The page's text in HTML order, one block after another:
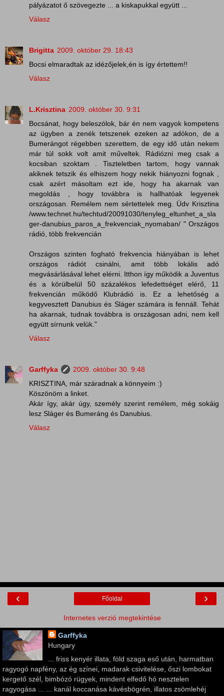
pályázatot ő szövegezte ... a kiskapukkal együtt ...
Válasz
Brigitta 2009. október 29. 18:43
Bocsi elmaradtak az idézőjelek,én is így értettem!!
Válasz
L.Krisztina 2009. október 30. 9:31
Bocsánat, hogy beleszólok, bár én nem vagyok kompetens
az ügyben a zenék tetszenek ezeken az adókon, de a
Bumerángot régebben szerettem, de egy idő után nekem
már túl sokk volt amit műveltek. Rádiózni meg csak a
kocsiban szoktam . Tiszteletben tartom, hogy vannak
akiknek tetszik és elhiszem hogy nekik hiányozni fognak ,
csak azért másoltam ezt ide, hogy ha akarnak van
megoldás , hogy továbbra is hallhatóak legyenek
országosan. Remélem nem sértettelek meg. Üdv Krisztina
/www.technet.hu/techtud/20091030/tenyleg_eltunhet_a_sla
ger-danubius_paros_a_frekvenciak_nyomaban/ " Országos
rádió, több frekvencián
Országos szinten fogható frekvencia hiányában is lehet
országos rádiót csinálni, amit több lokális adó
megvásárlásával lehet elérni. Itthon így működik a Juventus
és a körülbelül 50 százalékos lefedettséget elérő, 11
frekvencián működő Klubrádió is. Ez a lehetőség a
kegyvesztett Danubius és Sláger számára is fennáll. Tehát
ha akarnak, tudnak továbbra is országosan adni, nem kell
együtt sírnunk velük."
Válasz
Garffyka
2009. október 30. 9:48
KRISZTINA, már száradnak a könnyeim :)
Köszönöm a linket.
Akár így, akár úgy, személy szerint remélem, még sokáig
lesz Sláger és Bumeráng és Danubius.
Válasz
‹ ›
Főoldal
Internetes verzió megtekintése
Garffyka
Hungary
... friss kenyér illata, föld szaga eső után, harmatban
ragyogó napfény, az ég színei, madarak csivitelése, őszi lombokat
kergető szél, bimbózó rügyek, mindent elfedő hó nesztelen
ragyogása ... ... kanál koccanása kávésbögrén, illatos zsömlehéj